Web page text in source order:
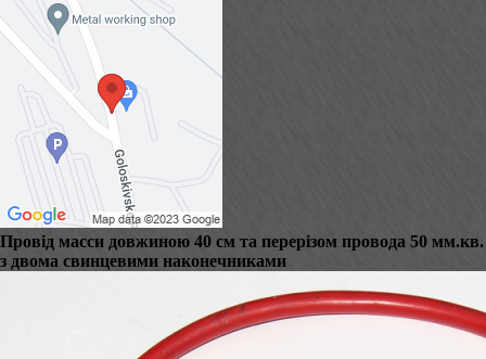
Провід масси довжиною 40 см та перерізом провода 50 мм.кв.
з двома свинцевими наконечниками